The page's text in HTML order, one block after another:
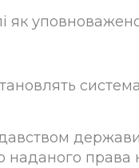
держави,
права